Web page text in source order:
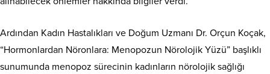
Ardından Kadın Hastalıkları ve Doğum Uzmanı Dr. Orçun Koçak,
“Hormonlardan Nöronlara: Menopozun Nörolojik Yüzü” başlıklı
sunumunda menopoz sürecinin kadınların nörolojik sağlığı